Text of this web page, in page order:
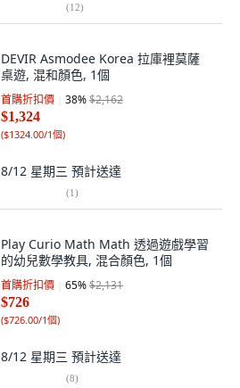
(12)
DEVIR Asmodee Korea 拉庫裡莫薩
桌遊, 混和顏色, 1個
首購折扣價 38%$2,162
$1,324
($1324.00/1個)
8/12 星期三 預計送達
(1)
Play Curio Math Math 透過遊戲學習
的幼兒數學教具, 混合顏色, 1個
首購折扣價 65%$2,131
$726
($726.00/1個)
8/12 星期三 預計送達
(8)